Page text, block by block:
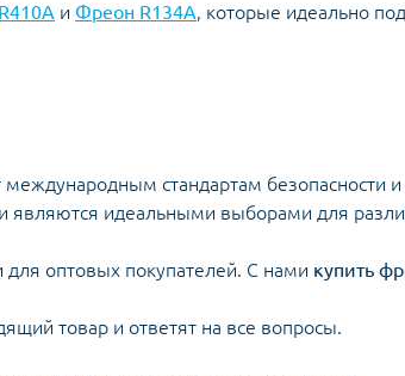
и Фреон R134A, которые идеально
стандартам безопасности
являются идеальными выборами для
оптовых покупателей. С нами купить
товар и ответят на все вопросы.